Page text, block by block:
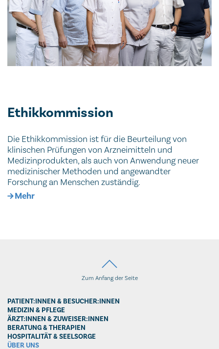
Ethikkommission
Die Ethikkommission ist für die Beurteilung von
klinischen Prüfungen von Arzneimitteln und
Medizinprodukten, als auch von Anwendung neuer
medizinischer Methoden und angewandter
Forschung an Menschen zuständig.
Mehr
Zum Anfang der Seite
PATIENT:INNEN & BESUCHER:INNEN
MEDIZIN & PFLEGE
ÄRZT:INNEN & ZUWEISER:INNEN
BERATUNG & THERAPIEN
HOSPITALITÄT & SEELSORGE
ÜBER UNS